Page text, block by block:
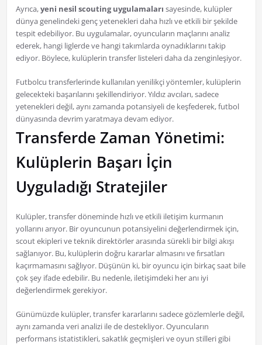
Ayrıca,yeni nesil scouting uygulamaları sayesinde, kulüpler
dünya genelindeki genç yetenekleri daha hızlı ve etkili bir şekilde
tespit edebiliyor. Bu uygulamalar, oyuncuların maçlarını analiz
ederek, hangi liglerde ve hangi takımlarda oynadıklarını takip
ediyor. Böylece, kulüplerin transfer listeleri daha da zenginleşiyor.
Futbolcu transferlerinde kullanılan yenilikçi yöntemler, kulüplerin
gelecekteki başarılarını şekillendiriyor. Yıldız avcıları, sadece
yetenekleri değil, aynı zamanda potansiyeli de keşfederek, futbol
dünyasında devrim yaratmaya devam ediyor.
Transferde Zaman Yönetimi:
Kulüplerin Başarı İçin
Uyguladığı Stratejiler
Kulüpler, transfer döneminde hızlı ve etkili iletişim kurmanın
yollarını arıyor. Bir oyuncunun potansiyelini değerlendirmek için,
scout ekipleri ve teknik direktörler arasında sürekli bir bilgi akışı
sağlanıyor. Bu, kulüplerin doğru kararlar almasını ve fırsatları
kaçırmamasını sağlıyor. Düşünün ki, bir oyuncu için birkaç saat bile
çok şey ifade edebilir. Bu nedenle, iletişimdeki her anı iyi
değerlendirmek gerekiyor.
Günümüzde kulüpler, transfer kararlarını sadece gözlemlerle değil,
aynı zamanda veri analizi ile de destekliyor. Oyuncuların
performans istatistikleri, sakatlık geçmişleri ve oyun stilleri gibi